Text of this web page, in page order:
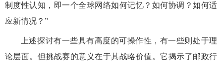
制度性认知，即一个全球网络如何记忆？如何协调？如何适
应新情况？”
上述探讨有一些具有高度的可操作性，有一些则处于理
论层面。但挑战赛的意义在于其战略价值。它揭示了邮政行